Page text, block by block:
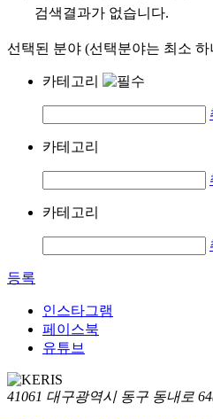
검색결과가 없습니다.
선택된 분야 (선택분야는 최소
카테고리
카테고리
카테고리
등록
인스타그램
페이스북
유튜브
41061 대구광역시 동구 동내로